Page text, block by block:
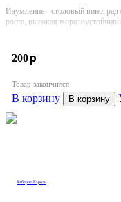
Изумление - столовый виноград
роста, высокая
200p
Товар закончился
В корзину В корзину